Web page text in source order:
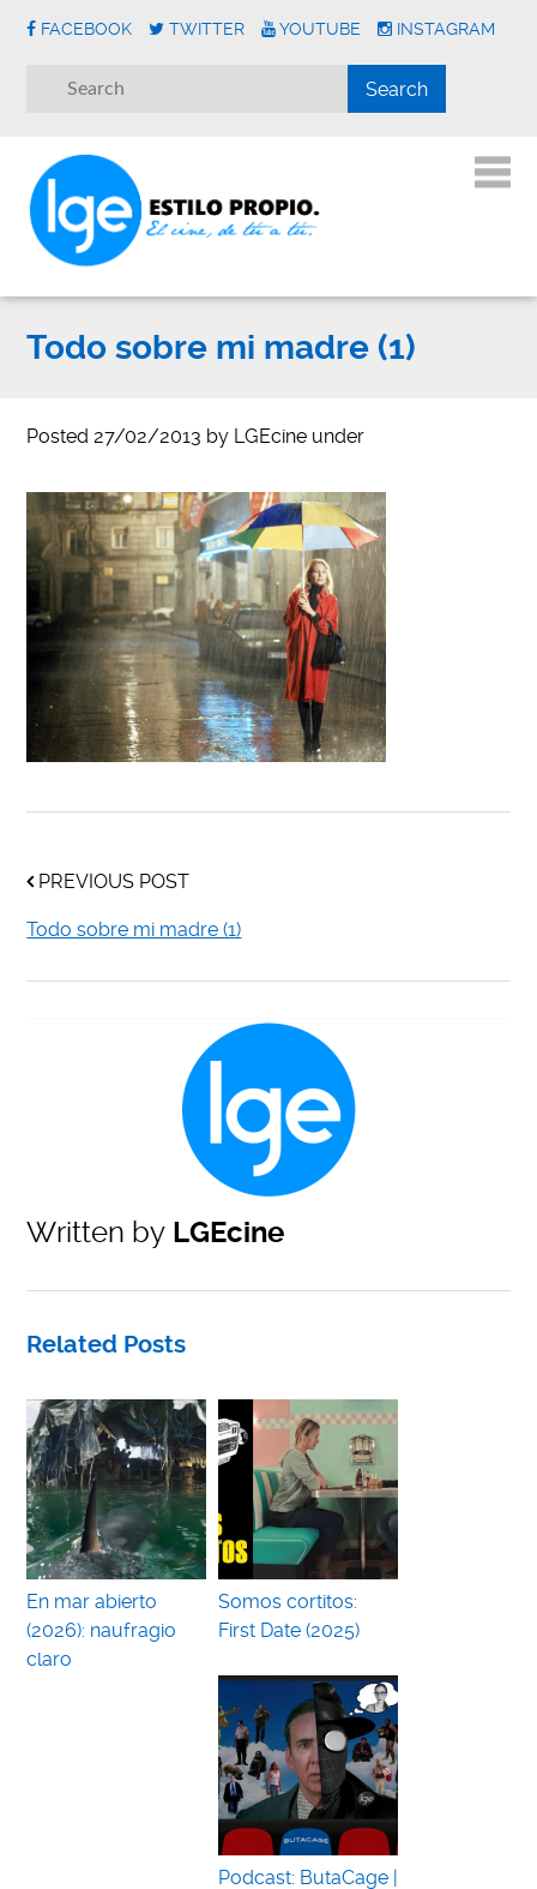
FACEBOOK TWITTER YOUTUBE INSTAGRAM
Todo sobre mi madre (1)
Posted27/02/2013 by LGEcine under
PREVIOUS POST
Todo sobre mi madre (1)
Written by LGEcine
Related Posts
En mar abierto
(2026): naufragio
claro
Somos cortitos:
First Date (2025)
Podcast: ButaCage |